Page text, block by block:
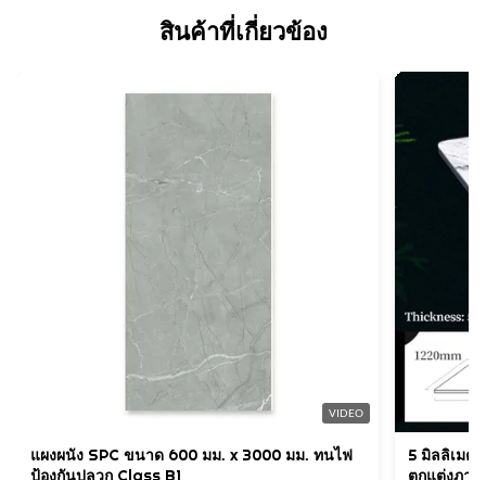
รองรับขนาดที่กำหนดเอง
แผงผนัง WPC ลายร่องไม้
แผ่นผนัง 15 มม.
บอร์ดตะแกรงแผงผนังไม้
ความสามารถในการจําหน่าย:
สินค้าที่เกี่ยวข้อง
VIDEO
แผงผนัง SPC ขนาด 600 มม. x 3000 มม. ทนไฟ
ป้องกันปลวก Class B1
5 มิลลิเมต
ตกแต่งภาย